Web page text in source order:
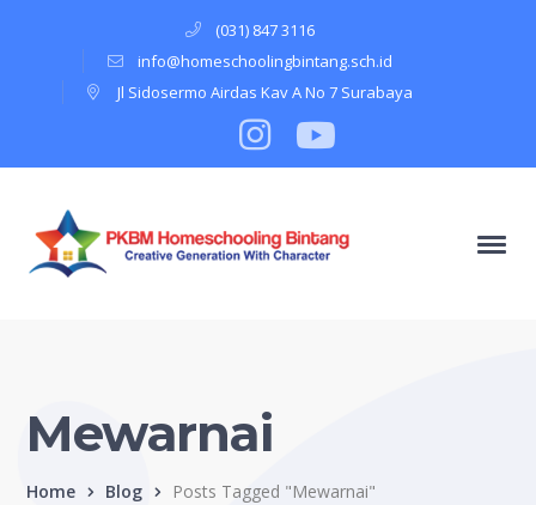
(031) 847 3116
info@homeschoolingbintang.sch.id
Jl Sidosermo Airdas Kav A No 7 Surabaya
Instagram
Profile
Youtube
Mewarnai
Home Blog Posts Tagged "Mewarnai"